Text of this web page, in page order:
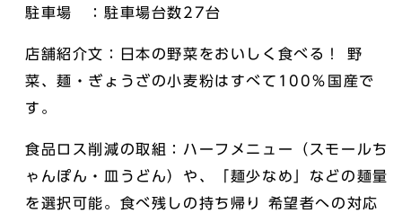
駐車場 ：駐車場台数27台
店舗紹介文：日本の野菜をおいしく食べる！ 野
菜、麺・ぎょうざの小麦粉はすべて100％国産で
す。
食品ロス削減の取組：ハーフメニュー（スモールち
ゃんぽん・皿うどん）や、「麺少なめ」などの麺量
を選択可能。食べ残しの持ち帰り 希望者への対応